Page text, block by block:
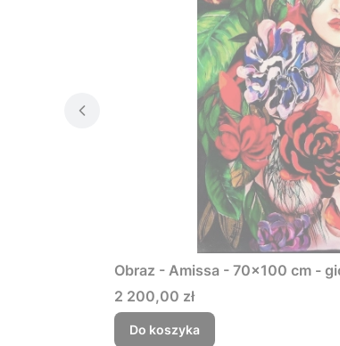
Obraz - Amissa - 70x100 cm -
Cena
2 200,00 zł
Do koszyka